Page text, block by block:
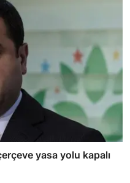
yasa yolu kapalı